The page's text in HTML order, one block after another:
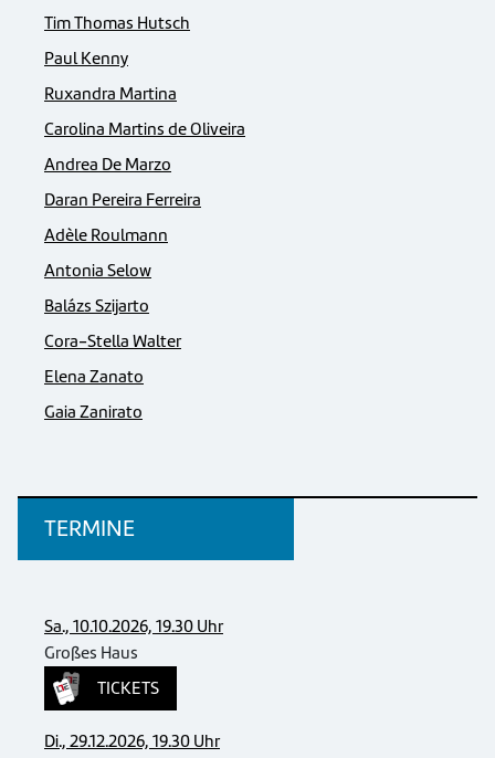
Tim Thomas Hutsch
Paul Kenny
Ruxandra Martina
Carolina Martins de Oliveira
Andrea De Marzo
Daran Pereira Ferreira
Adèle Roulmann
Antonia Selow
Balázs Szijarto
Cora-Stella Walter
Elena Zanato
Gaia Zanirato
TERMINE
Sa., 10.10.2026, 19.30 Uhr
Großes Haus
TICKETS
Di., 29.12.2026, 19.30 Uhr